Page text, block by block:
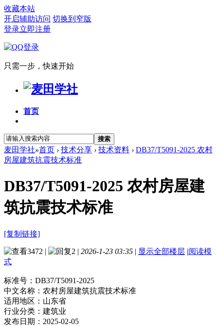
收藏本站
开启辅助访问 切换到窄版
登录立即注册
只需一步，快速开始
首页
搜索
麦田学社»首页 › 技术分享 › 技术资料 › DB37/T5091-2025 农村
房屋建筑抗震技术标准
DB37/T5091-2025 农村房屋建
筑抗震技术标准
[复制链接]
3472 | 2 | 2026-1-23 03:35 | 显示全部楼层 |阅读模
式
标准号： DB37/T5091-2025
中文名称： 农村房屋建筑抗震技术标准
适用地区： 山东省
行业分类： 建筑业
发布日期： 2025-02-05